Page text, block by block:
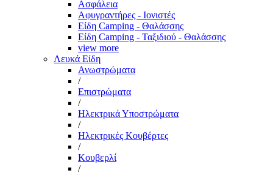
Ασφάλεια
Αφυγραντήρες - Ιονιστές
Είδη Camping - Θαλάσσης
Είδη Camping - Ταξιδιού - Θαλάσσης
view more
Λευκά Είδη
Ανωστρώματα
/
Επιστρώματα
/
Ηλεκτρικά Υποστρώματα
/
Ηλεκτρικές Κουβέρτες
/
Κουβερλί
/